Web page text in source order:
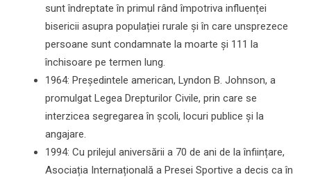
sunt îndreptate în primul rând împotriva influenței
bisericii asupra populației rurale și în care unsprezece
persoane sunt condamnate la moarte și 111 la
închisoare pe termen lung.
1964: Președintele american, Lyndon B. Johnson, a
promulgat Legea Drepturilor Civile, prin care se
interzicea segregarea în școli, locuri publice și la
angajare.
1994: Cu prilejul aniversării a 70 de ani de la înființare,
Asociația Internațională a Presei Sportive a decis ca în